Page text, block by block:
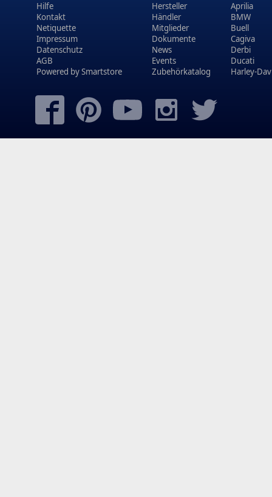
Hilfe
Kontakt
Netiquette
Impressum
Datenschutz
AGB
Powered bySmartstore
Hersteller
Händler
Mitglieder
Dokumente
News
Events
Zubehörkatalog
Aprilia
BMW
Buell
Cagiva
Derbi
Ducati
Harley-